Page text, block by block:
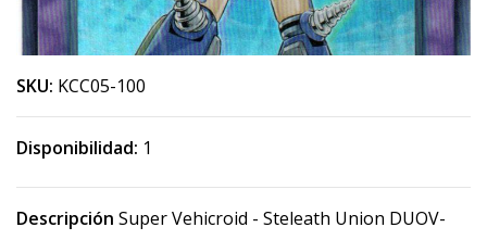
SKU: KCC05-100
Disponibilidad: 1
Descripción Super Vehicroid - Steleath Union DUOV-